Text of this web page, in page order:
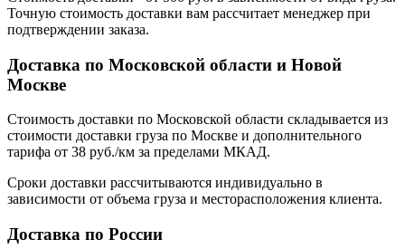
Точную стоимость доставки вам рассчитает менеджер при
подтверждении заказа.
Доставка по Московской области и Новой
Москве
Стоимость доставки по Московской области складывается из
стоимости доставки груза по Москве и дополнительного
тарифа от 38 руб./км за пределами МКАД.
Сроки доставки рассчитываются индивидуально в
зависимости от объема груза и месторасположения клиента.
Доставка по России